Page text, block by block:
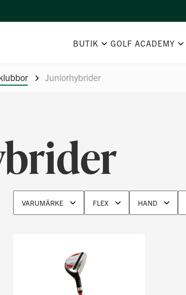
BUTIK GOLF ACADEMY
Juniorhybrider
VARUMÄRKE FLEX HAND